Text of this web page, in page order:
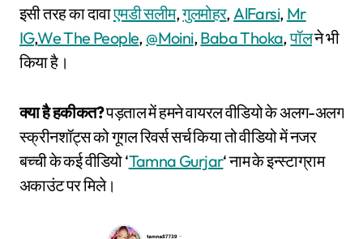
इसी तरह का दावाएमडी सलीम,गुलमोहर,AlFarsi, Mr
IG,We The People, @Moini,Baba Thoka,पॉलने भी
किया है।
क्या है हकीकत?पड़ताल में हमने वायरल वीडियो के अलग-अलग
स्क्रीनशॉट्स को गूगल रिवर्स सर्च किया तो वीडियो में नजर
बच्ची के कई वीडियो ‘Tamna Gurjar‘ नाम के इन्स्टाग्राम
अकाउंट पर मिले।